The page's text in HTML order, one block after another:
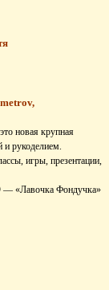
новая крупная
и рукоделием.
игры, презентации,
— «Лавочка Фондучка»